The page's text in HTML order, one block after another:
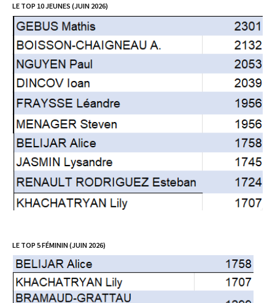
LE TOP 10 JEUNES (JUIN 2026)
LE TOP 5 FÉMININ (JUIN 2026)